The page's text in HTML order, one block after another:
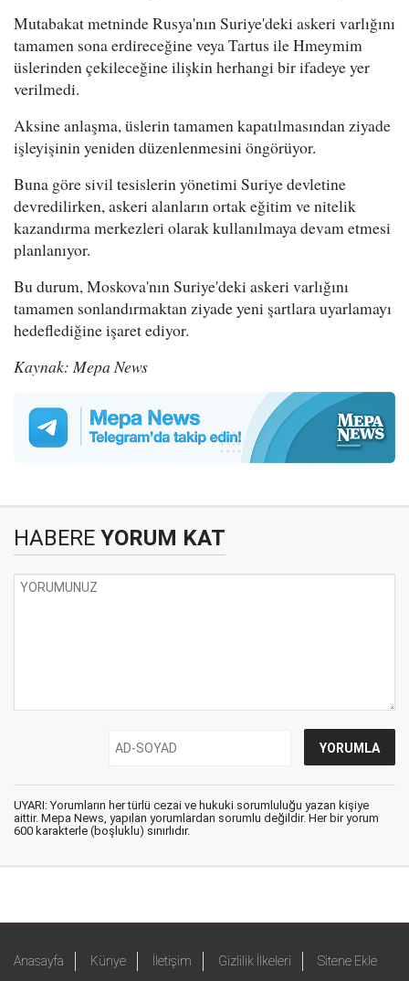
Mutabakat metninde Rusya'nın Suriye'deki askeri varlığını
tamamen sona erdireceğine veya Tartus ile Hmeymim
üslerinden çekileceğine ilişkin herhangi bir ifadeye yer
verilmedi.
Aksine anlaşma, üslerin tamamen kapatılmasından ziyade
işleyişinin yeniden düzenlenmesini öngörüyor.
Buna göre sivil tesislerin yönetimi Suriye devletine
devredilirken, askeri alanların ortak eğitim ve nitelik
kazandırma merkezleri olarak kullanılmaya devam etmesi
planlanıyor.
Bu durum, Moskova'nın Suriye'deki askeri varlığını
tamamen sonlandırmaktan ziyade yeni şartlara uyarlamayı
hedeflediğine işaret ediyor.
Kaynak: Mepa News
HABERE YORUM KAT
UYARI: Yorumların her türlü cezai ve hukuki sorumluluğu yazan kişiye
aittir. Mepa News, yapılan yorumlardan sorumlu değildir. Her bir yorum
600 karakterle (boşluklu) sınırlıdır.
Anasayfa Künye İletişim Gizlilik İlkeleri Sitene Ekle